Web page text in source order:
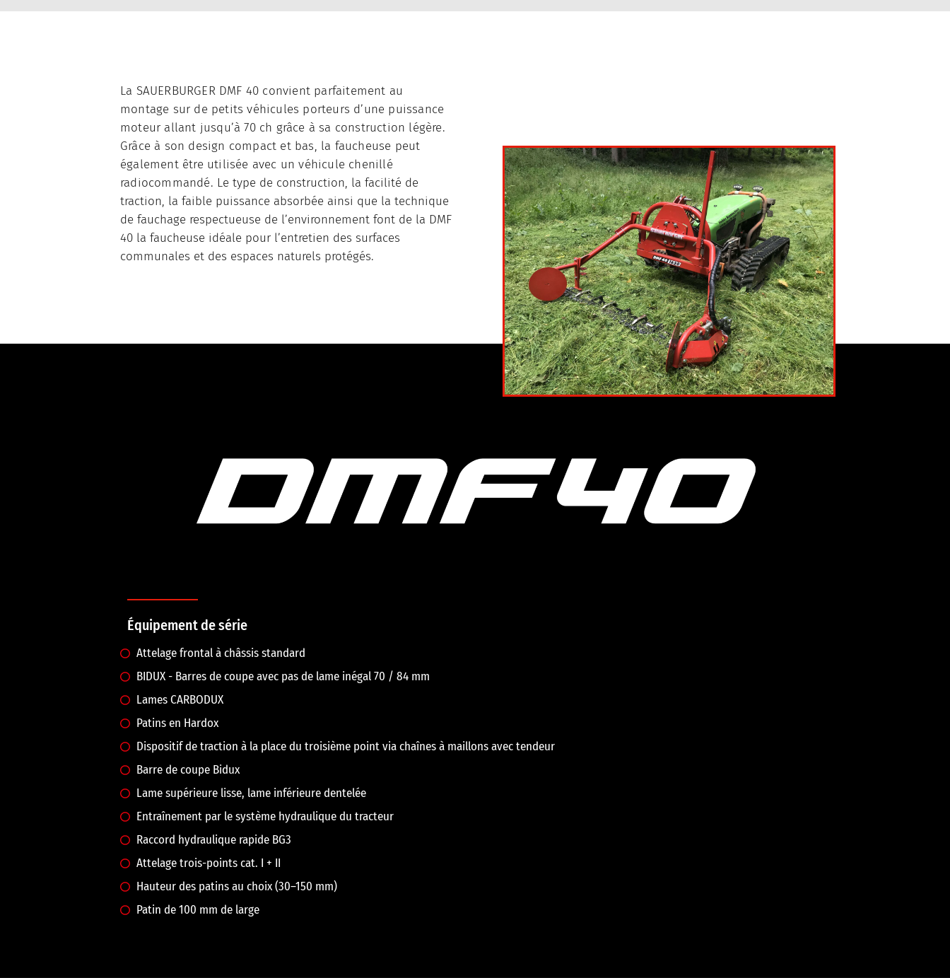
La SAUERBURGER DMF 40 convient parfaitement au
montage sur de petits véhicules porteurs d’une puissance
moteur allant jusqu’à 70 ch grâce à sa construction légère.
Grâce à son design compact et bas, la faucheuse peut
également être utilisée avec un véhicule chenillé
radiocommandé. Le type de construction, la facilité de
traction, la faible puissance absorbée ainsi que la technique
de fauchage respectueuse de l’environnement font de la DMF
40 la faucheuse idéale pour l’entretien des surfaces
communales et des espaces naturels protégés.
Équipement de série
Attelage frontal à châssis standard
BIDUX - Barres de coupe avec pas de lame inégal 70 / 84 mm
Lames CARBODUX
Patins en Hardox
Dispositif de traction à la place du troisième point via chaînes à maillons avec tendeur
Barre de coupe Bidux
Lame supérieure lisse, lame inférieure dentelée
Entraînement par le système hydraulique du tracteur
Raccord hydraulique rapide BG3
Attelage trois-points cat. I + II
Hauteur des patins au choix (30–150 mm)
Patin de 100 mm de large